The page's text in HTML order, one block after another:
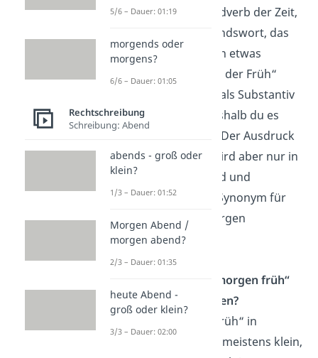
„Früh“ ist ein Adverb der Zeit,
also ein Umstandswort, das
bestimmt, wann etwas
passiert. Bei „in der Früh“
wird es jedoch als Substantiv
verwendet, weshalb du es
großschreibst. Der Ausdruck
„in der Früh“ wird aber nur in
Süddeutschland und
Österreich als Synonym für
den frühen Morgen
verwendet.
Warum wird „morgen früh“
kleingeschrieben?
Du schreibst „früh“ in
„morgen früh“ meistens klein,
5/6 – Dauer: 01:19
morgends oder
morgens?
6/6 – Dauer: 01:05
Rechtschreibung
Schreibung: Abend
abends - groß oder
klein?
1/3 – Dauer: 01:52
Morgen Abend /
morgen abend?
2/3 – Dauer: 01:35
heute Abend -
groß oder klein?
3/3 – Dauer: 02:00